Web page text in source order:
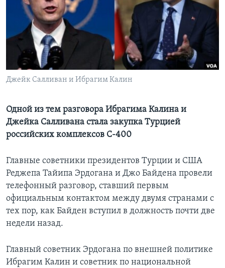
Learning English
СОЦИАЛЬНЫЕ СЕТИ
Джейк Салливан и Ибрагим Калин
Одной из тем разговора Ибрагима Калина и
Джейка Салливана стала закупка Турцией
российских комплексов С-400
Главные советники президентов Турции и США
Реджепа Тайипа Эрдогана и Джо Байдена провели
телефонный разговор, ставший первым
официальным контактом между двумя странами с
тех пор, как Байден вступил в должность почти две
недели назад.
Главный советник Эрдогана по внешней политике
Ибрагим Калин и советник по национальной